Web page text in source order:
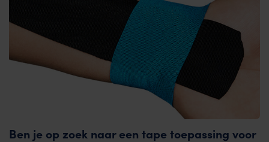
Ben je op zoek naar een tape toepassing voor